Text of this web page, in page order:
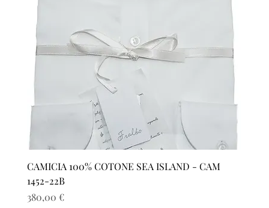
CAMICIA 100% COTONE SEA ISLAND - CAM
1452-22B
Prezzo
380,00 €